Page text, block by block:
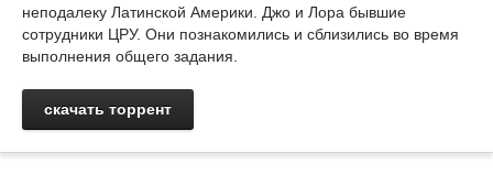
неподалеку Латинской Америки. Джо и Лора бывшие
сотрудники ЦРУ. Они познакомились и сблизились во время
выполнения общего задания.
скачать торрент